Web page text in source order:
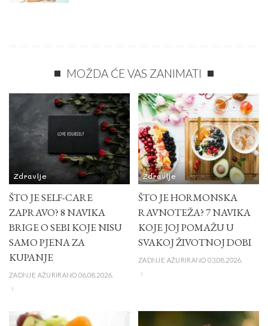
MOŽDA ĆE VAS ZANIMATI
Zdravlje
ŠTO JE SELF-CARE
ZAPRAVO? 8 NAVIKA
BRIGE O SEBI KOJE NISU
SAMO PJENA ZA
KUPANJE
ZADNJE AŽURIRANO 06.08.2026.
Zdravlje
ŠTO JE HORMONSKA
RAVNOTEŽA? 7 NAVIKA
KOJE JOJ POMAŽU U
SVAKOJ ŽIVOTNOJ DOBI
ZADNJE AŽURIRANO 03.08.2026.